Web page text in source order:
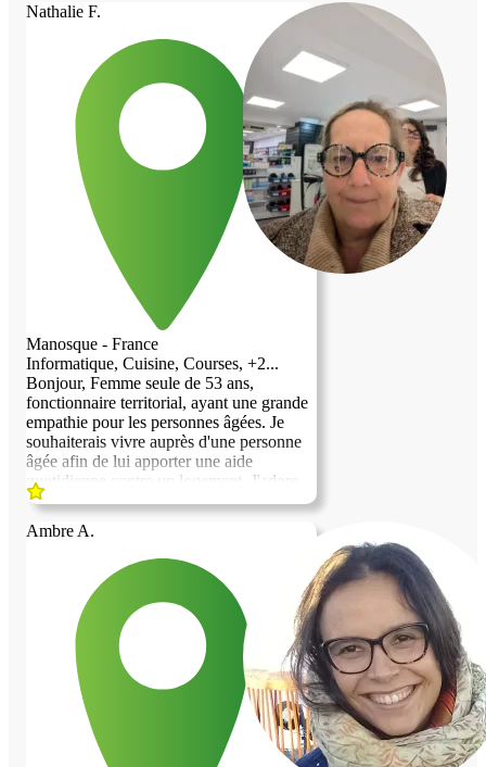
Nathalie F.
Manosque - France
Informatique, Cuisine, Courses, +2...
Bonjour, Femme seule de 53 ans,
fonctionnaire territorial, ayant une grande
empathie pour les personnes âgées. Je
souhaiterais vivre auprès d'une personne
âgée afin de lui apporter une aide
quotidienne contre un logement. J'adore
cuisiner, le jardinage, la lecture, j'ai ma
et rendre des services comme par exemple
aller à la pharmacie etc... Et m'assurer au
quotidien du bien être de la personne qui
m'hébergera. Merci de bien vouloir
prendre en considération ma demande.
Nathalie Fort
Ambre A.